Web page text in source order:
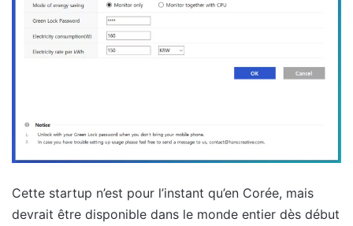
Cette startup n’est pour l’instant qu’en Corée, mais
devrait être disponible dans le monde entier dès début